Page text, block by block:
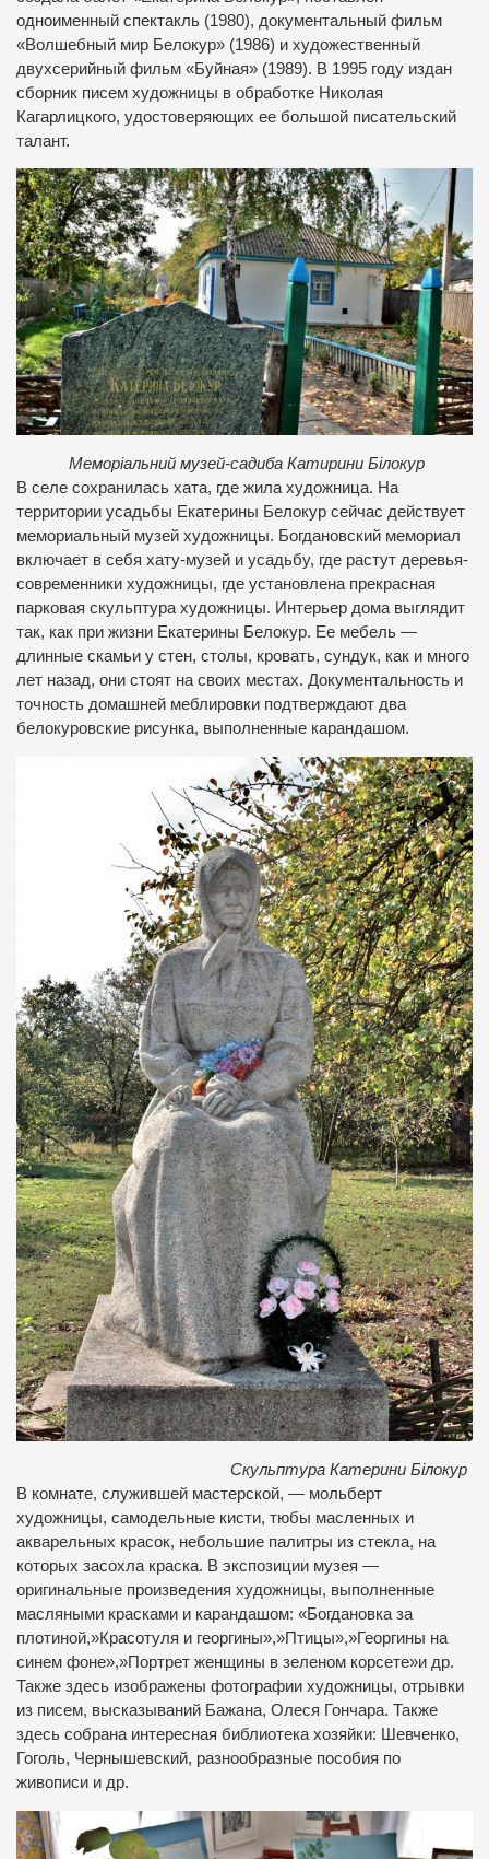
одноименный спектакль (1980), документальный фильм
«Волшебный мир Белокур» (1986) и художественный
двухсерийный фильм «Буйная» (1989). В 1995 году издан
сборник писем художницы в обработке Николая
Кагарлицкого, удостоверяющих ее большой писательский
талант.
Меморіальний музей-садиба Катирини Білокур
В селе сохранилась хата, где жила художница. На
территории усадьбы Екатерины Белокур сейчас действует
мемориальный музей художницы. Богдановский мемориал
включает в себя хату-музей и усадьбу, где растут деревья-
современники художницы, где установлена прекрасная
парковая скульптура художницы. Интерьер дома выглядит
так, как при жизни Екатерины Белокур. Ее мебель —
длинные скамьи у стен, столы, кровать, сундук, как и много
лет назад, они стоят на своих местах. Документальность и
точность домашней меблировки подтверждают два
белокуровские рисунка, выполненные карандашом.
Скульптура Катерини Білокур
В комнате, служившей мастерской, — мольберт
художницы, самодельные кисти, тюбы масленных и
акварельных красок, небольшие палитры из стекла, на
которых засохла краска. В экспозиции музея —
оригинальные произведения художницы, выполненные
масляными красками и карандашом: «Богдановка за
плотиной,»Красотуля и георгины»,»Птицы»,»Георгины на
синем фоне»,»Портрет женщины в зеленом корсете»и др.
Также здесь изображены фотографии художницы, отрывки
из писем, высказываний Бажана, Олеся Гончара. Также
здесь собрана интересная библиотека хозяйки: Шевченко,
Гоголь, Чернышевский, разнообразные пособия по
живописи и др.